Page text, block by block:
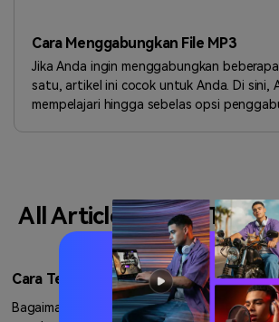
Cara Menggabungkan File MP3
Jika Anda ingin menggabungkan
satu, artikel ini cocok untuk Anda. Di sini,
mempelajari hingga sebelas opsi
All Articles about Tips
Cara Terbaik untuk Mengurangi Ukuran
Bagaimana cara memperkecil file mov? Blog